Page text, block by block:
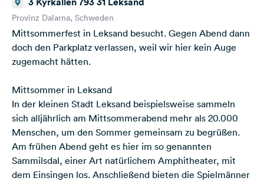
Provinz Dalarna, Schweden
Mittsommerfest in Leksand besucht. Gegen Abend dann
doch den Parkplatz verlassen, weil wir hier kein Auge
zugemacht hätten.
Mittsommer in Leksand
In der kleinen Stadt Leksand beispielsweise sammeln
sich alljährlich am Mittsommerabend mehr als 20.000
Menschen, um den Sommer gemeinsam zu begrüßen.
Am frühen Abend geht es hier im so genannten
Sammilsdal, einer Art natürlichem Amphitheater, mit
dem Einsingen los. Anschließend bieten die Spielmänner